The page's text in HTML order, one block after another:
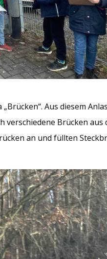
Aus diesem
verschiedene Brücken aus
an und füllten